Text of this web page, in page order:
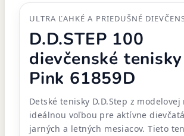
ULTRA ĽAHKÉ A PRIEDUŠNÉ
D.D.STEP 100
dievčenské
Pink 61859D
Detské tenisky D.D.Step z modelovej
ideálnou voľbou pre aktívne
jarných a letných mesiacov. Tieto